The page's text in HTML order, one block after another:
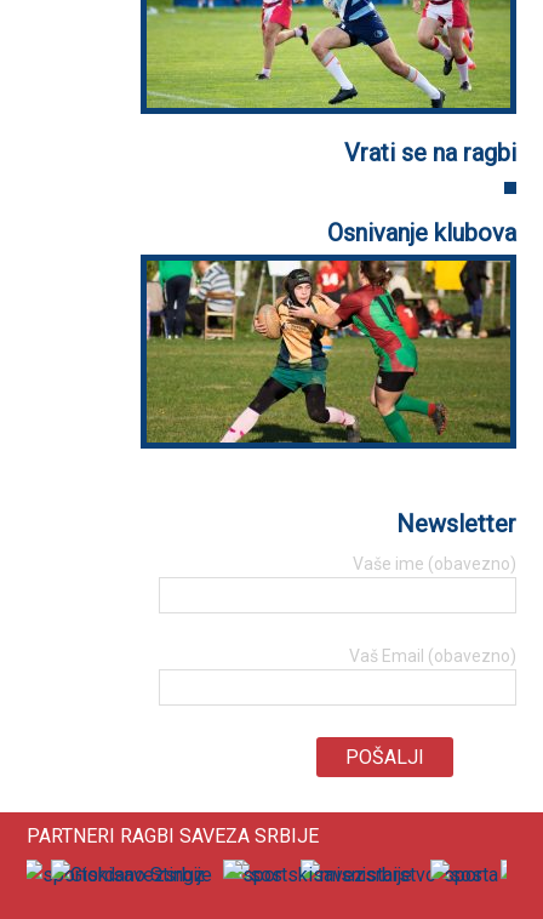
Vrati se na ragbi
Osnivanje klubova
Newsletter
Vaše ime (obavezno)
Vaš Email (obavezno)
PARTNERI RAGBI SAVEZA SRBIJE